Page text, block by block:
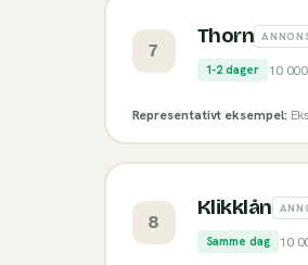
7
Thorn
1-2 dager 10 000
Representativt eksempel:
8
Klikklån
Samme dag 10